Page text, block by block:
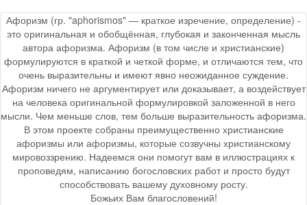
Афоризм (гр. "aphorismos" — краткое изречение, определение) -
это оригинальная и обобщённая, глубокая и законченная мысль
автора афоризма. Афоризм (в том числе и христианские)
формулируются в краткой и четкой форме, и отличаются тем, что
очень выразительны и имеют явно неожиданное суждение.
Афоризм ничего не аргументирует или доказывает, а воздействует
на человека оригинальной формулировкой заложенной в него
мысли. Чем меньше слов, тем больше выразительность афоризма.
В этом проекте собраны преимущественно христианские
афоризмы или афоризмы, которые созвучны христианскому
мировоззрению. Надеемся они помогут вам в иллюстрациях к
проповедям, написанию богословских работ и просто будут
способствовать вашему духовному росту.
Божьих Вам благословений!